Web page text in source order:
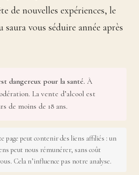
de nouvelles expériences, le
saura vous séduire année après
dangereux pour la santé. À
La vente d’alcool est
de moins de 18 ans.
page peut contenir des liens affiliés : un
peut nous rémunérer, sans coût
Cela n’influence pas notre analyse.